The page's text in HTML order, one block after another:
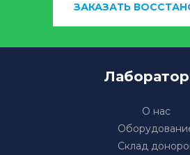
ЗАКАЗАТЬ
О нас
Склад